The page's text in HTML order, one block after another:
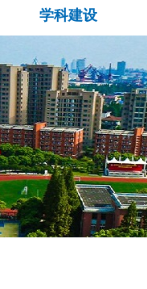
学科建设